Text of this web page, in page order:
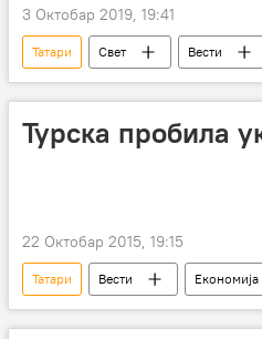
3 Октобар 2019, 19:41
Татари Свет Вести
Турска пробила
22 Октобар 2015, 19:15
Татари Вести Економија